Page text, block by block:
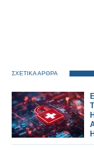
ΣΧΕΤΙΚΑ ΑΡΘΡΑ